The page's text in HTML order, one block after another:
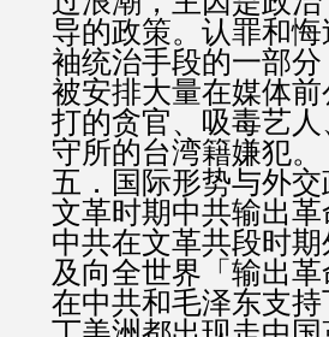
导的政策。认罪和
袖统治手段的一部
被安排大量在媒体
打的贪官、吸毒艺
守所的台湾籍嫌犯。
五．国际形势与外
文革时期中共输出
中共在文革共段时
及向全世界「输出革
在中共和毛泽东支